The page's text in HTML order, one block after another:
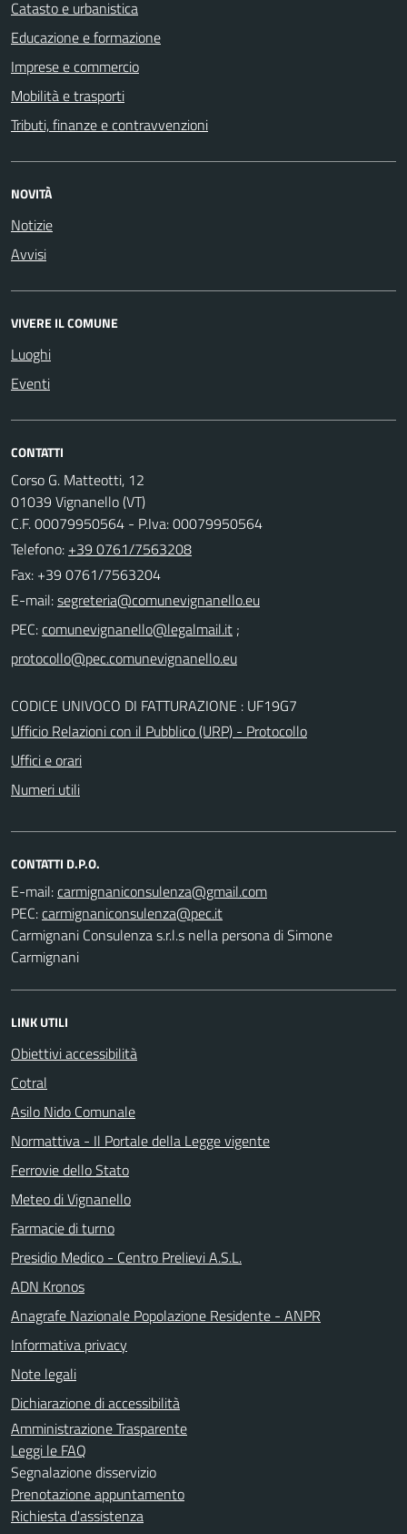
Catasto e urbanistica
Educazione e formazione
Imprese e commercio
Mobilità e trasporti
Tributi, finanze e contravvenzioni
NOVITÀ
Notizie
Avvisi
VIVERE IL COMUNE
Luoghi
Eventi
CONTATTI
Corso G. Matteotti, 12
01039 Vignanello (VT)
C.F. 00079950564 - P.Iva: 00079950564
Telefono: +39 0761/7563208
Fax: +39 0761/7563204
E-mail:
PEC:
;
CODICE UNIVOCO DI FATTURAZIONE : UF19G7
Ufficio Relazioni con il Pubblico (URP) - Protocollo
Uffici e orari
Numeri utili
CONTATTI D.P.O.
E-mail:
PEC:
Carmignani Consulenza s.r.l.s nella persona di Simone
Carmignani
LINK UTILI
Obiettivi accessibilità
Cotral
Asilo Nido Comunale
Normattiva - Il Portale della Legge vigente
Ferrovie dello Stato
Meteo di Vignanello
Farmacie di turno
Presidio Medico - Centro Prelievi A.S.L.
ADN Kronos
Anagrafe Nazionale Popolazione Residente - ANPR
Informativa privacy
Note legali
Dichiarazione di accessibilità
Amministrazione Trasparente
Leggi le FAQ
Segnalazione disservizio
Prenotazione appuntamento
Richiesta d'assistenza